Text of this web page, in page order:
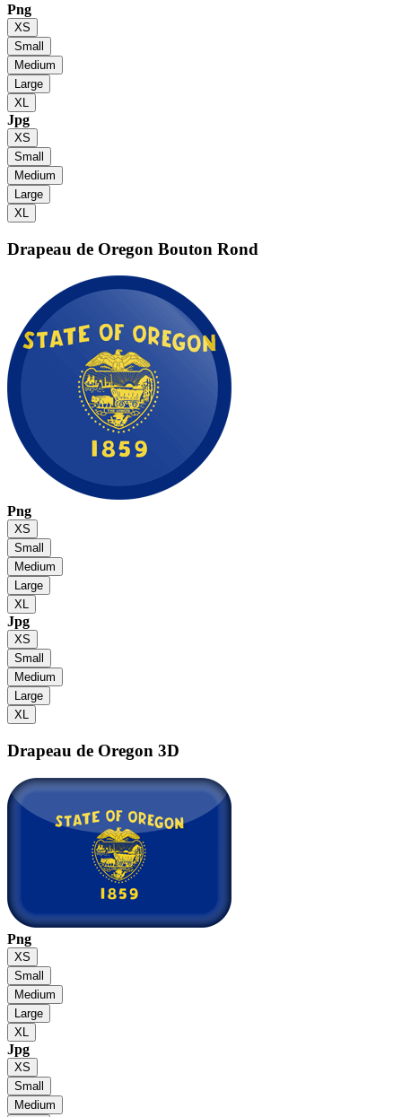
Png
XS
Small
Medium
Large
XL
Jpg
XS
Small
Medium
Large
XL
Drapeau de Oregon Bouton Rond
Png
XS
Small
Medium
Large
XL
Jpg
XS
Small
Medium
Large
XL
Drapeau de Oregon 3D
Png
XS
Small
Medium
Large
XL
Jpg
XS
Small
Medium